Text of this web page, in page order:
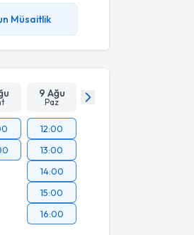
Müsaitlik
9 Ağu
Paz
12:00
13:00
14:00
15:00
16:00